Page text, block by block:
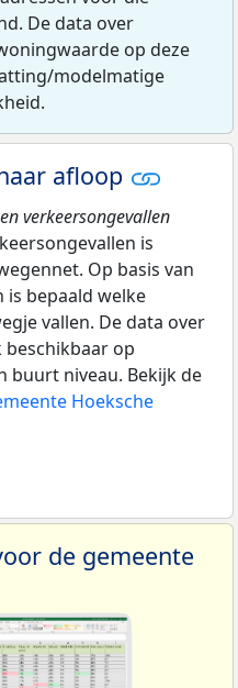
De data over
op deze
modelmatige
afloop
verkeersongevallen
is
Op basis van
is bepaald welke
vallen. De data over
op
buurt niveau. Bekijk de
Hoeksche
de gemeente